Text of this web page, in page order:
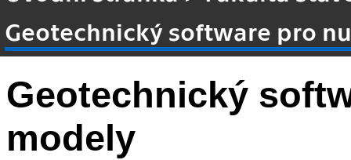
Geotechnický software pro
Geotechnický
modely